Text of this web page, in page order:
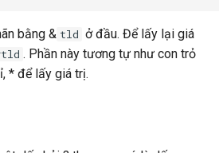
bằng & tld ở đầu. Để lấy lại giá
. Phần này tương tự như con trỏ
* để lấy giá trị.